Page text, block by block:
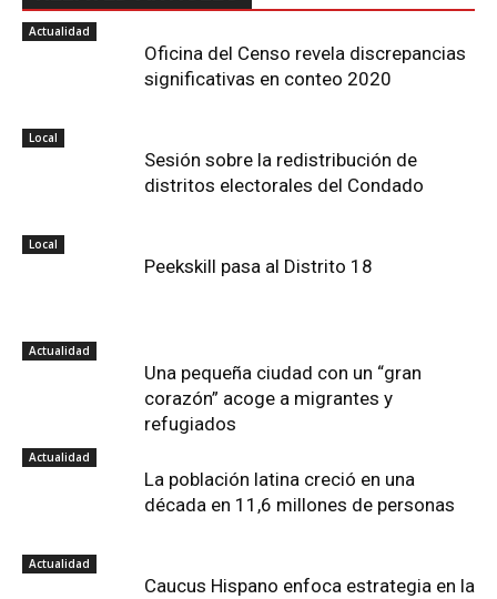
Actualidad
Oficina del Censo revela discrepancias
significativas en conteo 2020
Local
Sesión sobre la redistribución de
distritos electorales del Condado
Local
Peekskill pasa al Distrito 18
Actualidad
Una pequeña ciudad con un “gran
corazón” acoge a migrantes y
refugiados
Actualidad
La población latina creció en una
década en 11,6 millones de personas
Actualidad
Caucus Hispano enfoca estrategia en la